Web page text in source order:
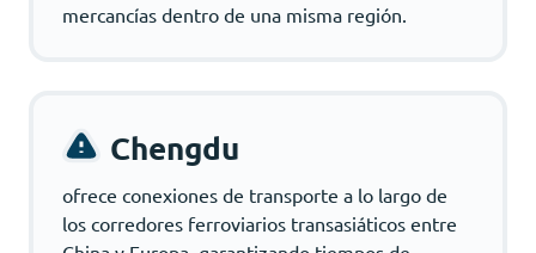
mercancías dentro de una misma región.
Chengdu
ofrece conexiones de transporte a lo largo de
los corredores ferroviarios transasiáticos entre